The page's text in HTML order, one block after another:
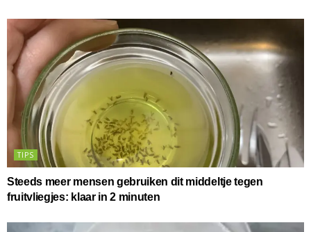
TIPS
Steeds meer mensen gebruiken dit middeltje tegen
fruitvliegjes: klaar in 2 minuten